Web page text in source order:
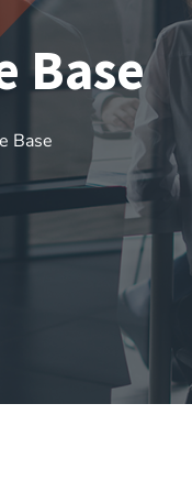
Base
Base